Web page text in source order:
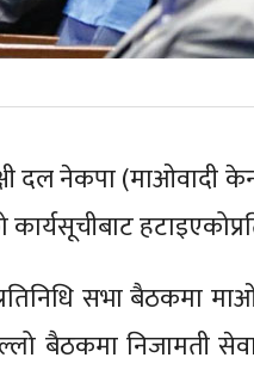
दल नेकपा (माओवादी
सभा बैठकमा
बैठकमा निजामती